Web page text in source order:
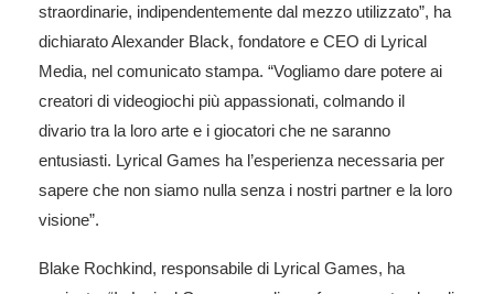
straordinarie, indipendentemente dal mezzo utilizzato”, ha
dichiarato Alexander Black, fondatore e CEO di Lyrical
Media, nel comunicato stampa. “Vogliamo dare potere ai
creatori di videogiochi più appassionati, colmando il
divario tra la loro arte e i giocatori che ne saranno
entusiasti. Lyrical Games ha l’esperienza necessaria per
sapere che non siamo nulla senza i nostri partner e la loro
visione”.
Blake Rochkind, responsabile di Lyrical Games, ha